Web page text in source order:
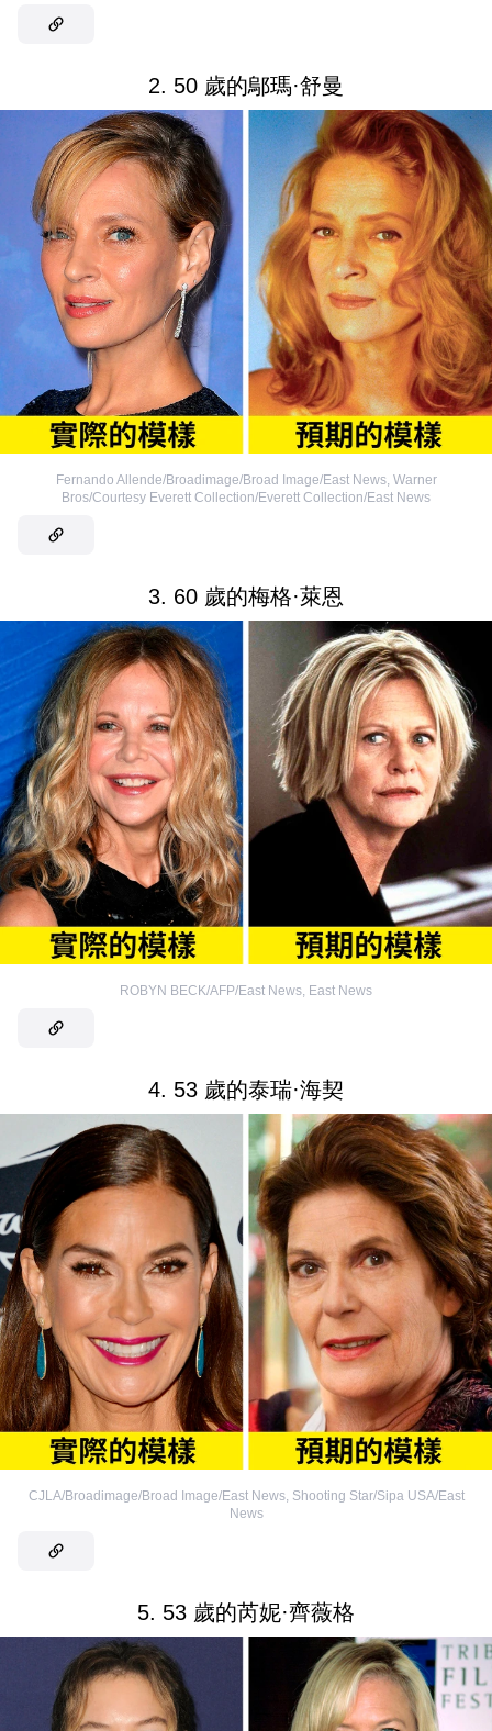
2. 50 歲的鄔瑪·舒曼
Fernando Allende/Broadimage/Broad Image/East News, Warner
Bros/Courtesy Everett Collection/Everett Collection/East News
3. 60 歲的梅格·萊恩
ROBYN BECK/AFP/East News, East News
4. 53 歲的泰瑞·海契
CJLA/Broadimage/Broad Image/East News, Shooting Star/Sipa USA/East
News
5. 53 歲的芮妮·齊薇格